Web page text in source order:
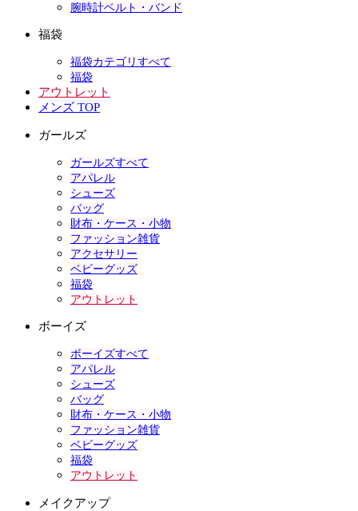
腕時計ベルト・バンド
福袋
福袋カテゴリすべて
福袋
アウトレット
メンズ TOP
ガールズ
ガールズすべて
アパレル
シューズ
バッグ
財布・ケース・小物
ファッション雑貨
アクセサリー
ベビーグッズ
福袋
アウトレット
ボーイズ
ボーイズすべて
アパレル
シューズ
バッグ
財布・ケース・小物
ファッション雑貨
ベビーグッズ
福袋
アウトレット
メイクアップ